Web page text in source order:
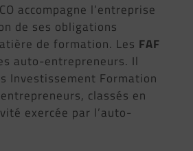
accompagne l’entreprise
de ses obligations
de formation. Les FAF
auto-entrepreneurs. Il
Investissement Formation
classés en
exercée par l’auto-